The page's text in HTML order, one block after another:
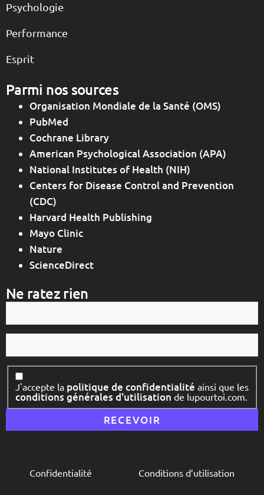
Psychologie
Performance
Esprit
Parmi nos sources
Organisation Mondiale de la Santé (OMS)
PubMed
Cochrane Library
American Psychological Association (APA)
National Institutes of Health (NIH)
Centers for Disease Control and Prevention
(CDC)
Harvard Health Publishing
Mayo Clinic
Nature
ScienceDirect
Ne ratez rien
Votre
mail
Votre
Consentement
J'accepte la politique de confidentialité ainsi que les
conditions générales d'utilisation de lupourtoi.com.
Confidentialité Conditions d’utilisation